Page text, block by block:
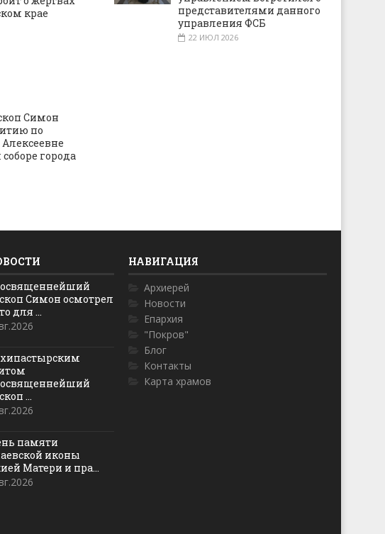
крае
Симон
по
города
представителями данного
управления ФСБ
22 ИЮЛ 2026
Симон осмотрел
для ...
...
памяти
иконы
Матери и пра...
НАВИГАЦИЯ
Архиерей
Новости
Епархия
"Покров"
Блог
Контакты
Карта храмов